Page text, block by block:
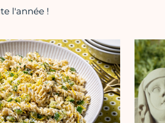
l'année !